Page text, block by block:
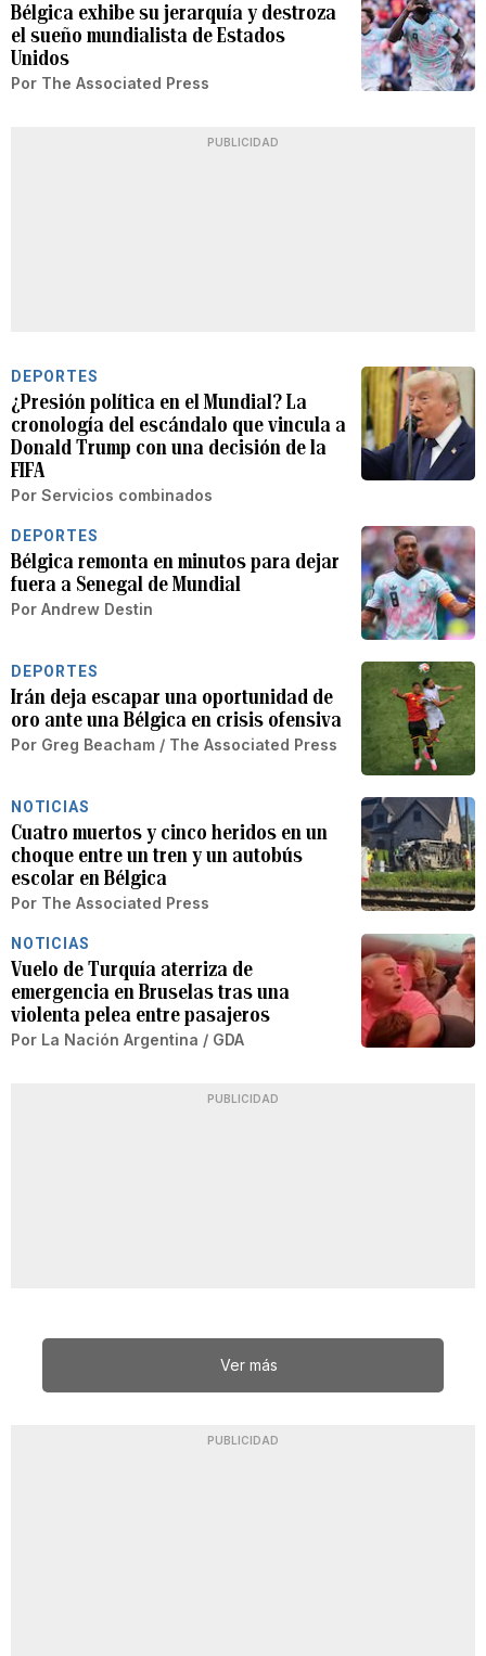
Bélgica exhibe su jerarquía y destroza
el sueño mundialista de Estados
Unidos
Por The Associated Press
PUBLICIDAD
DEPORTES
¿Presión política en el Mundial? La
cronología del escándalo que vincula a
Donald Trump con una decisión de la
FIFA
Por Servicios combinados
DEPORTES
Bélgica remonta en minutos para dejar
fuera a Senegal de Mundial
Por Andrew Destin
DEPORTES
Irán deja escapar una oportunidad de
oro ante una Bélgica en crisis ofensiva
Por Greg Beacham / The Associated Press
NOTICIAS
Cuatro muertos y cinco heridos en un
choque entre un tren y un autobús
escolar en Bélgica
Por The Associated Press
NOTICIAS
Vuelo de Turquía aterriza de
emergencia en Bruselas tras una
violenta pelea entre pasajeros
Por La Nación Argentina / GDA
PUBLICIDAD
Ver más
PUBLICIDAD